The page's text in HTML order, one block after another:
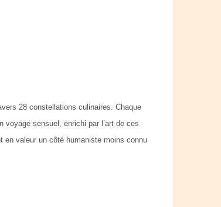
28 constellations culinaires. Chaque
sensuel, enrichi par l’art de ces
en valeur un côté humaniste moins connu